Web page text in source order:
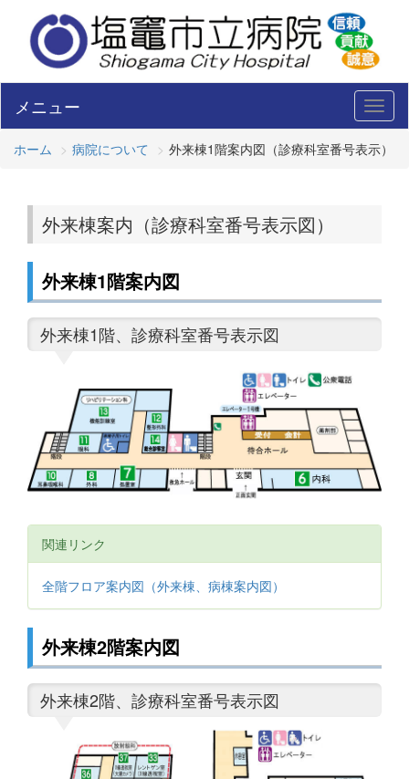
メニュー
ホーム 病院について 外来棟1階案内図（診療科室番号表示）
外来棟案内（診療科室番号表示図）
外来棟1階案内図
外来棟1階、診療科室番号表示図
関連リンク
全階フロア案内図（外来棟、病棟案内図）
外来棟2階案内図
外来棟2階、診療科室番号表示図